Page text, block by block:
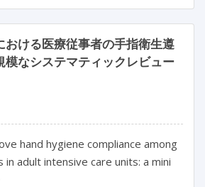
おける医療従事者の手指衛生遵
模なシステマティックレビュー
hand hygiene compliance among
adult intensive care units: a mini